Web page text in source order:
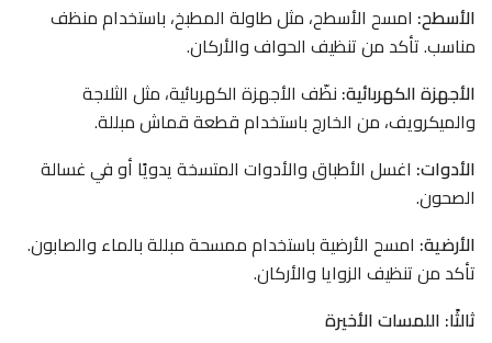
الأسطح: امسح الأسطح، مثل طاولة المطبخ، باستخدام منظف
مناسب. تأكد من تنظيف الحواف والأركان.
الأجهزة الكهربائية: نظّف الأجهزة الكهربائية، مثل الثلاجة
والميكرويف، من الخارج باستخدام قطعة قماش مبللة.
الأدوات: اغسل الأطباق والأدوات المتسخة يدويًا أو في غسالة
الصحون.
الأرضية: امسح الأرضية باستخدام ممسحة مبللة بالماء والصابون.
تأكد من تنظيف الزوايا والأركان.
ثالثًا: اللمسات الأخيرة